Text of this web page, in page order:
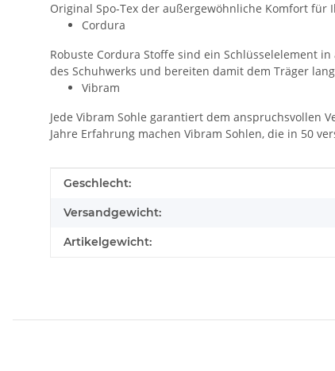
Original Spo-Tex der außergewöhnliche Komfort für
Cordura
Robuste Cordura Stoffe sind ein Schlüsselelement
des Schuhwerks und bereiten damit dem Träger
Vibram
Jede Vibram Sohle garantiert dem anspruchsvollen
Jahre Erfahrung machen Vibram Sohlen, die in 50
Produkteigenschaft
Wert
Geschlecht:
Versandgewicht:
Artikelgewicht: